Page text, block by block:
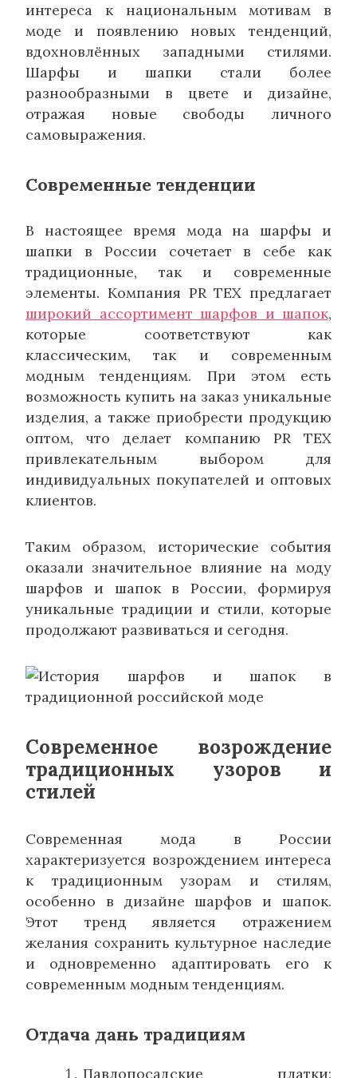
интереса к национальным мотивам в
моде и появлению новых тенденций,
вдохновлённых западными стилями.
Шарфы и шапки стали более
разнообразными в цвете и дизайне,
отражая новые свободы личного
самовыражения.
Современные тенденции
В настоящее время мода на шарфы и
шапки в России сочетает в себе как
традиционные, так и современные
элементы. Компания PR TEX предлагает
широкий ассортимент шарфов и шапок,
которые соответствуют как
классическим, так и современным
модным тенденциям. При этом есть
возможность купить на заказ уникальные
изделия, а также приобрести продукцию
оптом, что делает компанию PR TEX
привлекательным выбором для
индивидуальных покупателей и оптовых
клиентов.
Таким образом, исторические события
оказали значительное влияние на моду
шарфов и шапок в России, формируя
уникальные традиции и стили, которые
продолжают развиваться и сегодня.
Современное возрождение
традиционных узоров и
стилей
Современная мода в России
характеризуется возрождением интереса
к традиционным узорам и стилям,
особенно в дизайне шарфов и шапок.
Этот тренд является отражением
желания сохранить культурное наследие
и одновременно адаптировать его к
современным модным тенденциям.
Отдача дань традициям
Павлопосадские платки: